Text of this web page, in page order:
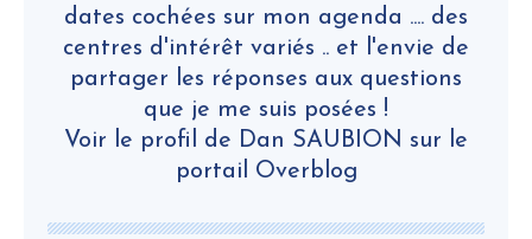
dates cochées sur mon agenda .... des
centres d'intérêt variés .. et l'envie de
partager les réponses aux questions
que je me suis posées !
Voir le profil de Dan SAUBION sur le
portail Overblog